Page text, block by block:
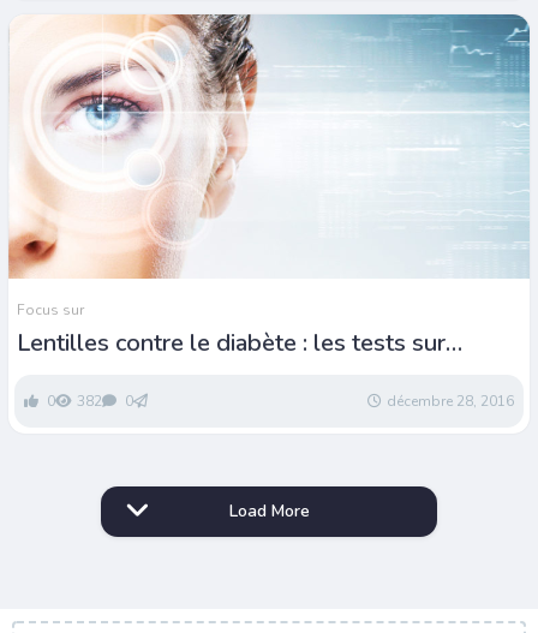
Focus sur
Lentilles contre le diabète : les tests sur
0 382 0 décembre 28, 2016
Load More